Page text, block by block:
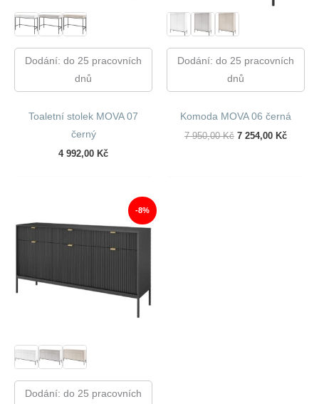
Dodání: do 25 pracovních
dnů
Toaletní stolek MOVA 07
černý
4 992,00 Kč
Dodání: do 25 pracovních
dnů
Komoda MOVA 06 černá
7 950,00Kč Původní
7 254,00 Kč
-8%
Dodání: do 25 pracovních